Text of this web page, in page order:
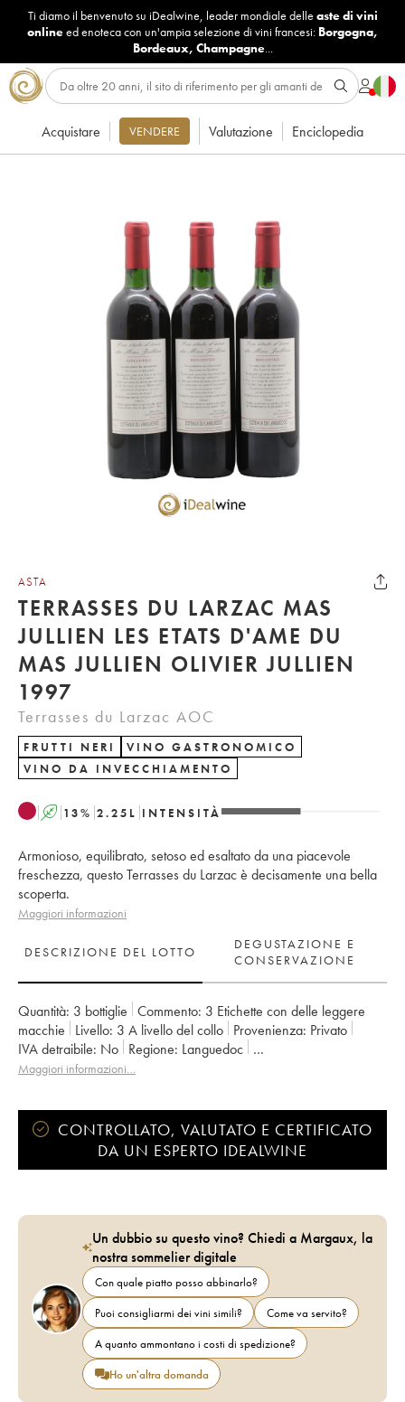
Ti diamo il benvenuto su iDealwine, leader mondiale delle aste di vini
onlineed enoteca con un'ampia selezione di vini francesi: Borgogna,
Bordeaux, Champagne...
Acquistare VENDERE Valutazione Enciclopedia
ASTA
TERRASSES DU LARZAC MAS
JULLIEN LES ETATS D'AME DU
MAS JULLIEN OLIVIER JULLIEN
1997
Terrasses du Larzac AOC
FRUTTI NERI
VINO GASTRONOMICO
VINO DA INVECCHIAMENTO
A 13% 2.25 L INTENSITÀ
Armonioso, equilibrato, setoso ed esaltato da una piacevole
freschezza, questo Terrasses du Larzac è decisamente una bella
scoperta.
Maggiori informazioni
DESCRIZIONE DEL LOTTO
DEGUSTAZIONE E
CONSERVAZIONE
Quantità: 3 bottiglie Commento: 3 Etichette con delle leggere
macchie
Livello: 3 A livello del collo Provenienza:
privato
IVA detraibile:
no Regione: Languedoc
Denominazione: Terrasses du Larzac
Maggiori informazioni…
CONTROLLATO, VALUTATO E CERTIFICATO
DA UN ESPERTO IDEALWINE
Un dubbio su questo vino? Chiedi a Margaux, la
nostra sommelier digitale
Con quale piatto posso abbinarlo?
Puoi consigliarmi dei vini simili?
Come va servito?
A quanto ammontano i costi di spedizione?
Ho un'altra domanda